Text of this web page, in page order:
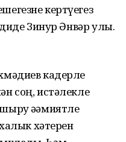
кертүегез
Зинур Әнвәр улы.
кадерле
соң, истәлекле
әһәмиятле
хәтерен